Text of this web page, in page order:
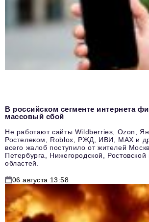
В российском сегменте интернета
массовый сбой
Не работают сайты Wildberries, Ozon,
Ростелеком, Roblox, РЖД, ИВИ, MAX и
всего жалоб поступило от жителей
Петербурга, Нижегородской,
областей.
06 августа 13:58